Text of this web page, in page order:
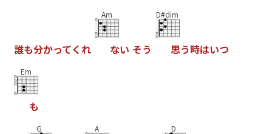
誰も分かってく れ
Am
ない そう
D#dim
思う時はいつ
Em
も
G A D